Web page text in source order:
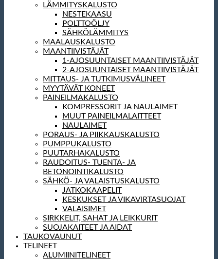
LÄMMITYSKALUSTO
NESTEKAASU
POLTTOÖLJY
SÄHKÖLÄMMITYS
MAALAUSKALUSTO
MAANTIIVISTÄJÄT
1-AJOSUUNTAISET MAANTIIVISTÄJÄT
2-AJOSUUNTAISET MAANTIIVISTÄJÄT
MITTAUS- JA TUTKIMUSVÄLINEET
MYYTÄVÄT KONEET
PAINEILMAKALUSTO
KOMPRESSORIT JA NAULAIMET
MUUT PAINEILMALAITTEET
NAULAIMET
PORAUS- JA PIIKKAUSKALUSTO
PUMPPUKALUSTO
PUUTARHAKALUSTO
RAUDOITUS- TUENTA- JA
BETONOINTIKALUSTO
SÄHKÖ- JA VALAISTUSKALUSTO
JATKOKAAPELIT
KESKUKSET JA VIKAVIRTASUOJAT
VALAISIMET
SIRKKELIT, SAHAT JA LEIKKURIT
SUOJAKAITEET JA AIDAT
TAUKOVAUNUT
TELINEET
ALUMIINITELINEET